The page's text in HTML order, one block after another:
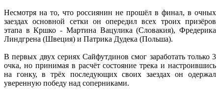
Несмотря на то, что россиянин не прошёл в финал, в очных
заездах основной сетки он опередил всех троих призёров
этапа в Кршко - Мартина Вацулика (Словакия), Фредерика
Линдгрена (Швеция) и Патрика Дудека (Польша).
В первых двух сериях Сайфутдинов смог заработать только 3
очка, но принимая в расчёт состояние трека и настроившись
на гонку, в трёх последующих своих заездах он одержал
уверенную победу над соперниками.